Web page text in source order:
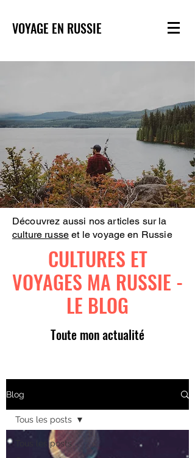
VOYAGE EN RUSSIE
Découvrez aussi nos articles sur la
culture russe et le voyage en Russie
CULTURES ET
VOYAGES MA RUSSIE -
LE BLOG
Toute mon actualité
Blog
Tous les posts
Tous les posts